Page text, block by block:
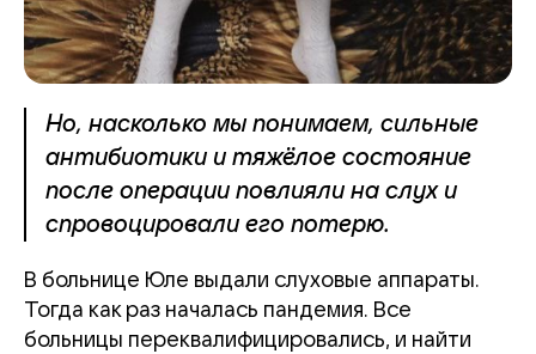
Но, насколько мы понимаем, сильные
антибиотики и тяжёлое состояние
после операции повлияли на слух и
спровоцировали его потерю.
В больнице Юле выдали слуховые аппараты.
Тогда как раз началась пандемия. Все
больницы переквалифицировались, и найти